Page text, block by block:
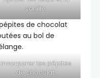
vanille.
Incorporer les pépites
de chocolat.